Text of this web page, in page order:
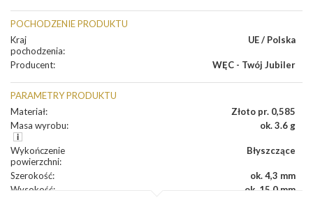
POCHODZENIE PRODUKTU
Kraj
pochodzenia:
UE / Polska
Producent: WĘC - Twój Jubiler
PARAMETRY PRODUKTU
Materiał:
Złoto pr. 0,585
Masa wyrobu: ok. 3.6 g
Wykończenie
powierzchni:
Błyszczące
Szerokość:
ok. 4,3 mm
Wysokość:
ok. 15,0 mm